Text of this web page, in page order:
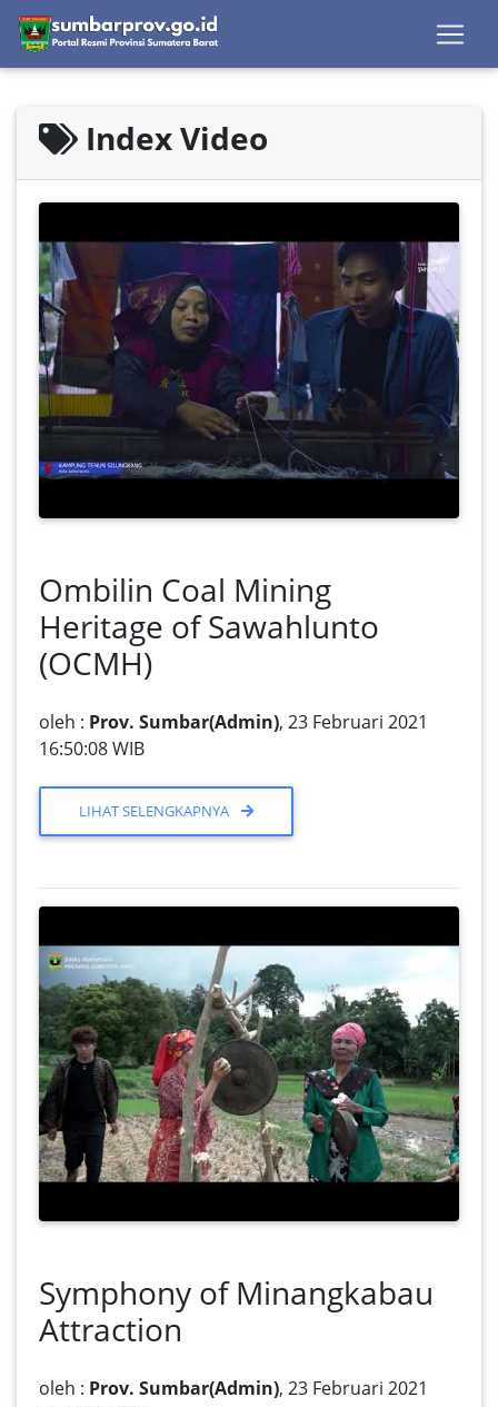
Index Video
Ombilin Coal Mining
Heritage of Sawahlunto
(OCMH)
oleh : Prov. Sumbar(Admin), 23 Februari 2021
16:50:08 WIB
LIHAT SELENGKAPNYA
Symphony of Minangkabau
Attraction
oleh : Prov. Sumbar(Admin), 23 Februari 2021